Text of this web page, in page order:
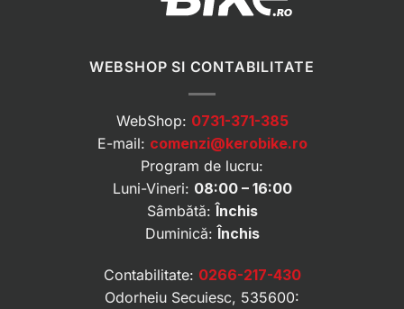
WEBSHOP SI CONTABILITATE
WebShop: 0731-371-385
E-mail: comenzi@kerobike.ro
Program de lucru:
Luni-Vineri: 08:00 – 16:00
Sâmbătă: Închis
Duminică: Închis
Contabilitate: 0266-217-430
Odorheiu Secuiesc, 535600: